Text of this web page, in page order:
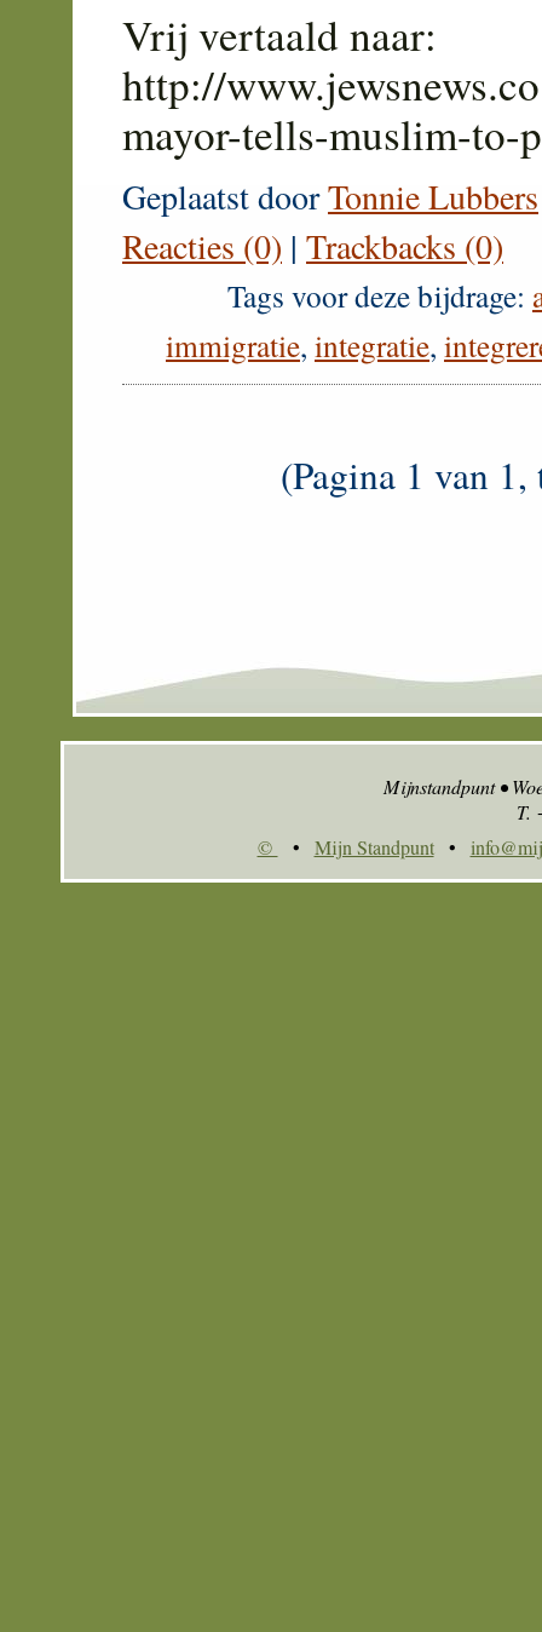
Vrij vertaald naar:
http://
mayor-tells-muslim-to-
Geplaatst doorTonnie Lubbers
Reacties (0) | Trackbacks (0)
Tags voor deze bijdrage:
immigratie, integratie,
(Pagina 1 van
Mijnstandpunt •
T.
©
• Mijn Standpunt •